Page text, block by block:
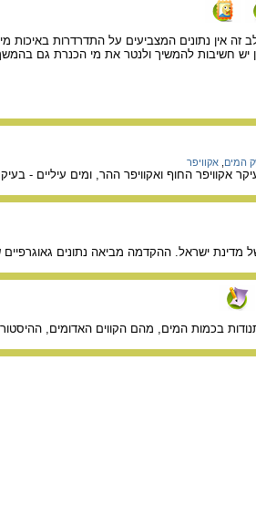
אין נתונים המצביעים על התדרדרות באיכות
יש חשיבות להמשיך ולנטר את מי הכנרת גם
המים אקוויפר
אקוויפר החוף ואקוויפר ההר, ומים עיליים -
ישראל. ההקדמה מביאה נתונים גאוגרפיים
בכמות המים, מהם הקווים האדומים,